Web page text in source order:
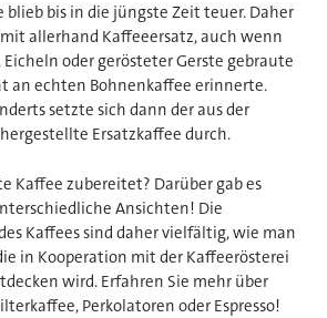
blieb bis in die jüngste Zeit teuer. Daher
allerhand Kaffeeersatz, auch wenn
Eicheln oder gerösteter Gerste gebraute
an echten Bohnenkaffee erinnerte.
setzte sich dann der aus der
Ersatzkaffee durch.
Kaffee zubereitet? Darüber gab es
Ansichten! Die
Kaffees sind daher vielfältig, wie man
in Kooperation mit der Kaffeerösterei
wird. Erfahren Sie mehr über
Perkolatoren oder Espresso!